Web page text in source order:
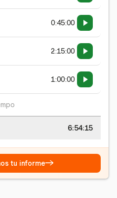
0:45:00
2:15:00
1:00:00
6:54:15
tu informe→